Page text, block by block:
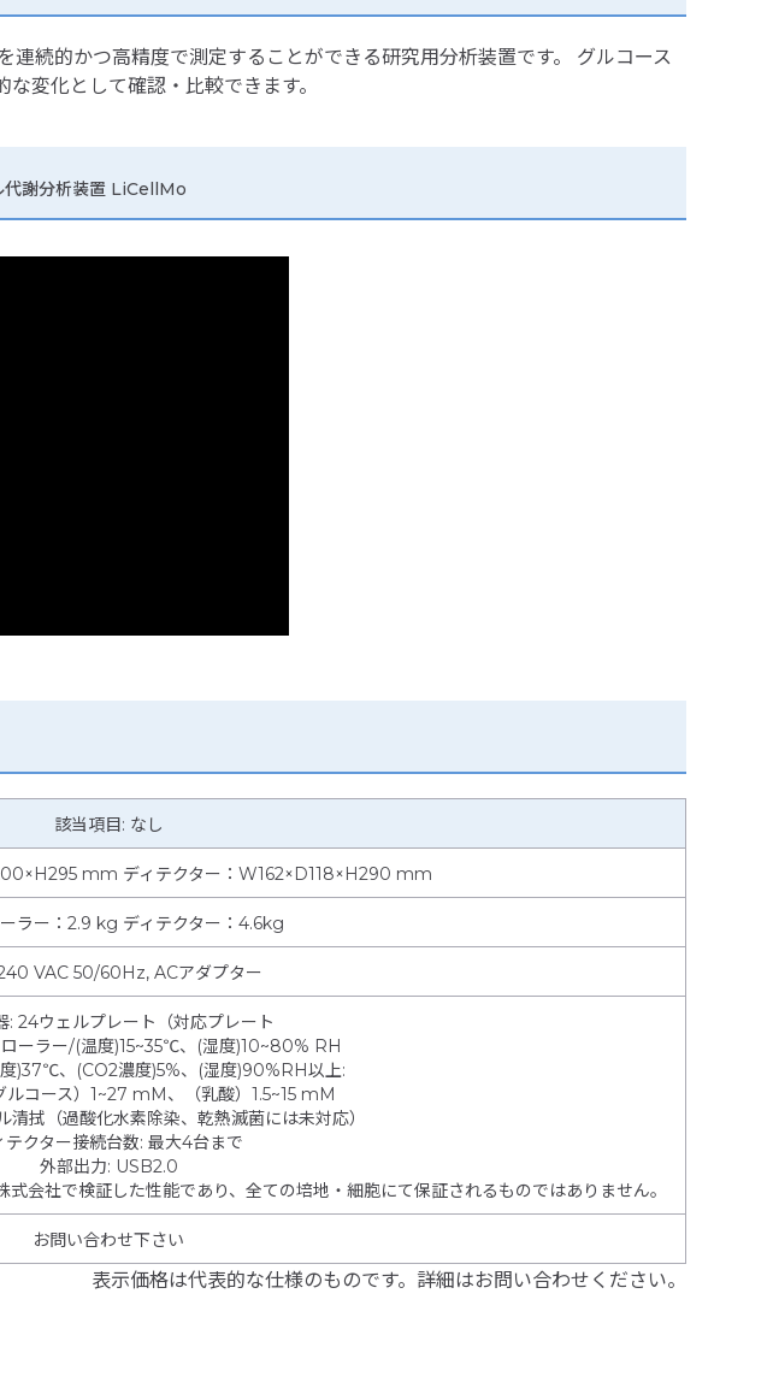
続的かつ高精度で測定することができる研究用分析装置です。 グルコース
変化として確認・比較できます。
代謝分析装置 LiCellMo
該当項目: なし
mm ディテクター：W162×D118×H290 mm
ラー：2.9 kg ディテクター：4.6kg
VAC 50/60Hz, ACアダプター
: 24ウェルプレート（対応プレート
ーラー/(温度)15~35℃、(湿度)10~80% RH
)37℃、(CO2濃度)5%、(湿度)90%RH以上:
ルコース）1~27 mM、（乳酸）1.5~15 mM
清拭（過酸化水素除染、乾熱滅菌には未対応）
テクター接続台数: 最大4台まで
外部出力: USB2.0
会社で検証した性能であり、全ての培地・細胞にて保証されるものではありません。
お問い合わせ下さい
表示価格は代表的な仕様のものです。詳細はお問い合わせください。